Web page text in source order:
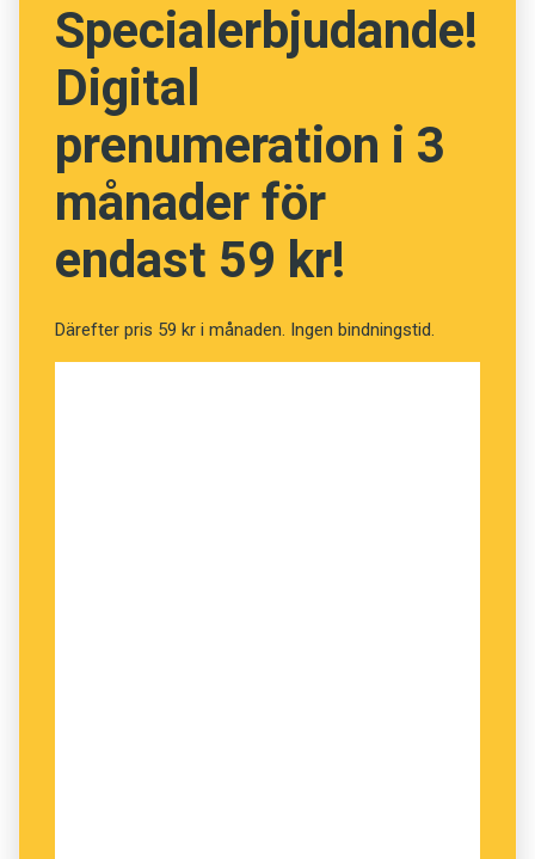
NÄSTA FRÅGA
Specialerbjudande!
Digital
prenumeration i 3
månader för
endast 59 kr!
Därefter pris 59 kr i månaden. Ingen bindningstid.